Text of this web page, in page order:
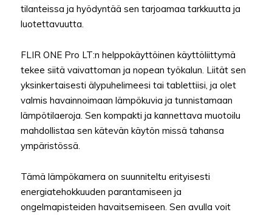
tilanteissa ja hyödyntää sen tarjoamaa tarkkuutta ja
luotettavuutta.
FLIR ONE Pro LT:n helppokäyttöinen käyttöliittymä
tekee siitä vaivattoman ja nopean työkalun. Liität sen
yksinkertaisesti älypuhelimeesi tai tablettiisi, ja olet
valmis havainnoimaan lämpökuvia ja tunnistamaan
lämpötilaeroja. Sen kompakti ja kannettava muotoilu
mahdollistaa sen kätevän käytön missä tahansa
ympäristössä.
Tämä lämpökamera on suunniteltu erityisesti
energiatehokkuuden parantamiseen ja
ongelmapisteiden havaitsemiseen. Sen avulla voit